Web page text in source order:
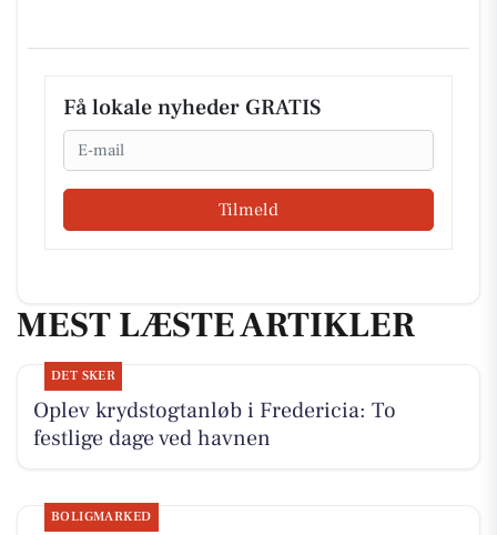
Få lokale nyheder GRATIS
Email
Tilmeld
MEST LÆSTE ARTIKLER
DET SKER
Oplev krydstogtanløb i Fredericia: To
festlige dage ved havnen
BOLIGMARKED